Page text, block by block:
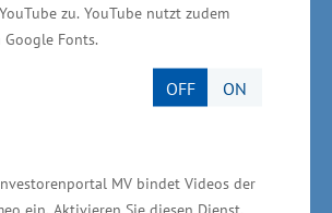
zu. YouTube nutzt zudem
Fonts.
OFF ON
MV bindet Videos der
miteinbeziehen – das
fortschreitender
dem Einsatz von
hob Schulte
Die Sozialpartner-
Arbeit 4.0 „mv-